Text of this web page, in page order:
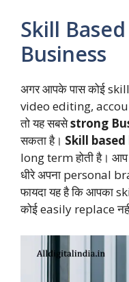
Skill
Business
अगर आपके पास कोई
video editing,
तो यह सबसेstrong
सकता है। Skill based
long term होती है।
धीरे अपना personal
फायदा यह है कि आपका
कोई easily replace